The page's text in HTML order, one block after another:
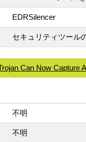
EDRSilencer
セキュリティツール
Can Now Capture
不明
不明